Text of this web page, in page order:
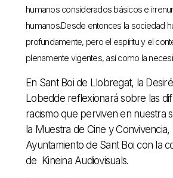
humanos considerados básicos e
humanos.Desde entonces la sociedad
profundamente, pero el espíritu y el
plenamente vigentes, así como la
En Sant Boi de Llobregat, la
Lobedde reflexionará sobre las
racismo que perviven en nuestra
la Muestra de Cine y Convivencia,
Ayuntamiento de Sant Boi con la
de Kineina Audiovisuals.